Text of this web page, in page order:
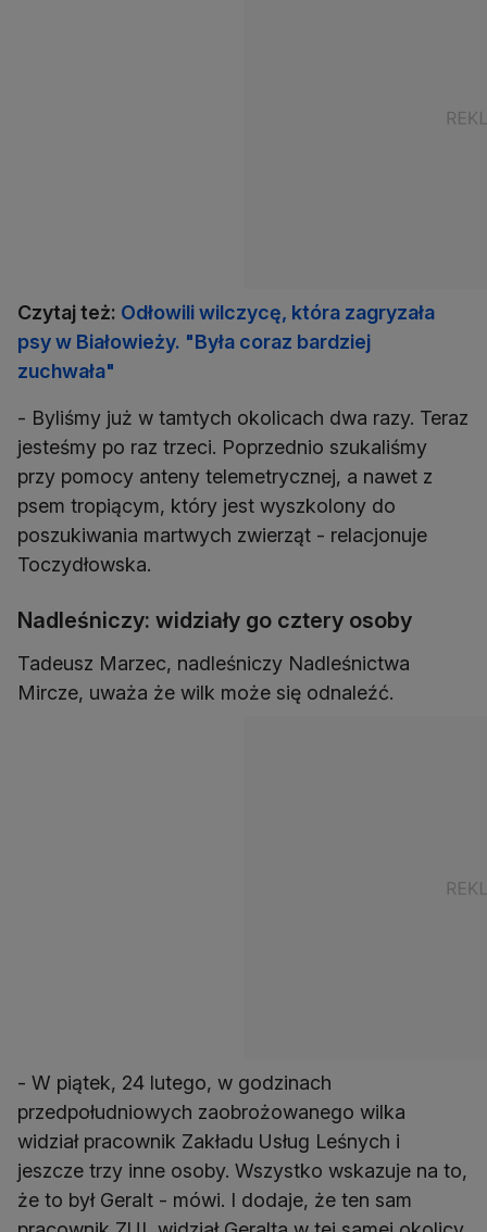
Czytaj też: Odłowili wilczycę, która zagryzała
psy w Białowieży. "Była coraz bardziej
zuchwała"
- Byliśmy już w tamtych okolicach dwa razy. Teraz
jesteśmy po raz trzeci. Poprzednio szukaliśmy
przy pomocy anteny telemetrycznej, a nawet z
psem tropiącym, który jest wyszkolony do
poszukiwania martwych zwierząt - relacjonuje
Toczydłowska.
Nadleśniczy: widziały go cztery osoby
Tadeusz Marzec, nadleśniczy Nadleśnictwa
- W piątek, 24 lutego, w godzinach
przedpołudniowych zaobrożowanego wilka
widział pracownik Zakładu Usług Leśnych i
jeszcze trzy inne osoby. Wszystko wskazuje na to,
że to był Geralt - mówi. I dodaje, że ten sam